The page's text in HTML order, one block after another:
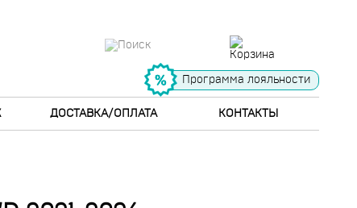
Программа лояльности
ДОСТАВКА/ОПЛАТА КОНТАКТЫ